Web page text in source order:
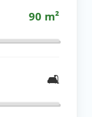
90 m²
🛋️